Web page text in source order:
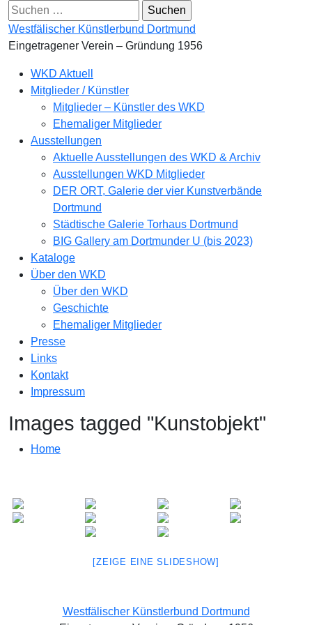
Skip
content
Suchen
nach:
Westfälischer Künstlerbund Dortmund
Eingetragener Verein – Gründung 1956
Primary
Menu
WKD Aktuell
Mitglieder / Künstler
Mitglieder – Künstler des WKD
Ehemaliger Mitglieder
Ausstellungen
Aktuelle Ausstellungen des WKD & Archiv
Ausstellungen WKD Mitglieder
DER ORT, Galerie der vier Kunstverbände
Dortmund
Städtische Galerie Torhaus Dortmund
BIG Gallery am Dortmunder U (bis 2023)
Kataloge
Über den WKD
Über den WKD
Geschichte
Ehemaliger Mitglieder
Presse
Links
Kontakt
Impressum
Images tagged "Kunstobjekt"
Home
[ZEIGE EINE SLIDESHOW]
Westfälischer Künstlerbund Dortmund